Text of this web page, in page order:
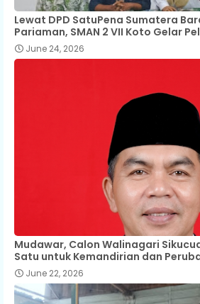
Lewat DPD SatuPena Sumatera
Pariaman, SMAN 2 VII Koto Gelar
June 24, 2026
Mudawar, Calon Walinagari
Satu untuk Kemandirian dan
June 22, 2026